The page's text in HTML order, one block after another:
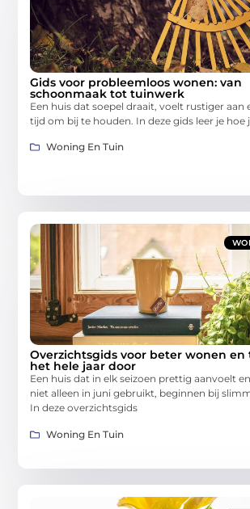
Gids voor probleemloos wonen: van
schoonmaak tot tuinwerk
Een huis dat soepel draait, voelt rustiger aan
tijd om bij te houden. In deze gids leer je hoe
Woning En Tuin
Overzichtsgids voor beter wonen
het hele jaar door
Een huis dat in elk seizoen prettig aanvoelt
niet alleen in juni gebruikt, beginnen bij
In deze overzichtsgids
Woning En Tuin